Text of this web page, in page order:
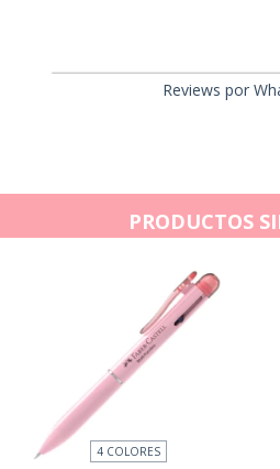
Reviews por
PRODUCTOS
4 COLORES